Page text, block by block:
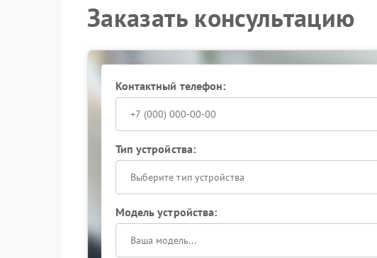
Заказать консультацию
Контактный телефон:
Тип устройства:
Выберите тип устройства
Модель устройства: